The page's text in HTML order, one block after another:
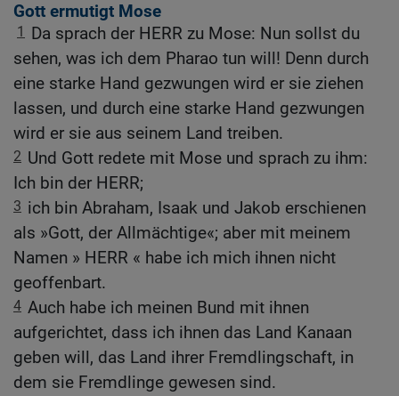
Gott ermutigt Mose
1
Da sprach der HERR zu Mose: Nun sollst du
sehen, was ich dem Pharao tun will! Denn durch
eine starke Hand gezwungen wird er sie ziehen
lassen, und durch eine starke Hand gezwungen
wird er sie aus seinem Land treiben.
2 Und Gott redete mit Mose und sprach zu ihm:
Ich bin der HERR;
3 ich bin Abraham, Isaak und Jakob erschienen
als »Gott, der Allmächtige«; aber mit meinem
Namen » HERR « habe ich mich ihnen nicht
geoffenbart.
4 Auch habe ich meinen Bund mit ihnen
aufgerichtet, dass ich ihnen das Land Kanaan
geben will, das Land ihrer Fremdlingschaft, in
dem sie Fremdlinge gewesen sind.